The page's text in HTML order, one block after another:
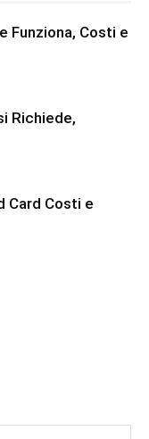
Funziona, Costi e
Richiede,
Card Costi e